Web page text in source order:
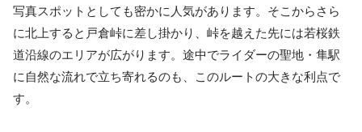
写真スポットとしても密かに人気があります。そこからさら
に北上すると戸倉峠に差し掛かり、峠を越えた先には若桜鉄
道沿線のエリアが広がります。途中でライダーの聖地・隼駅
に自然な流れで立ち寄れるのも、このルートの大きな利点で
す。